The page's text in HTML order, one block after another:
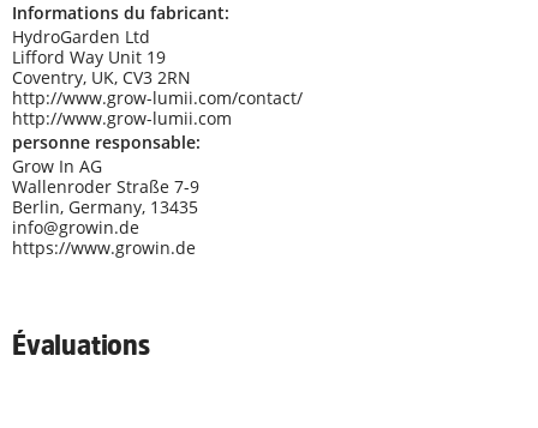
Informations du fabricant:
HydroGarden Ltd
Lifford Way Unit 19
Coventry, UK, CV3 2RN
http://www.grow-lumii.com/contact/
http://www.grow-lumii.com
personne responsable:
Grow In AG
Wallenroder Straße 7-9
Berlin, Germany, 13435
info@growin.de
https://www.growin.de
Évaluations